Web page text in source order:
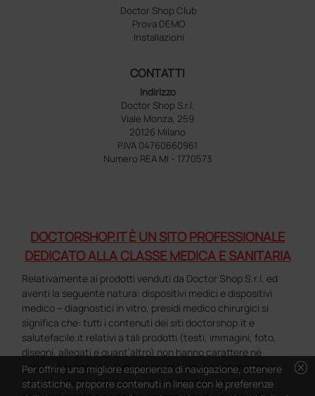
Doctor Shop Club
Prova DEMO
Installazioni
CONTATTI
Indirizzo
Doctor Shop S.r.l.
Viale Monza, 259
20126 Milano
P.IVA 04760660961
Numero REA MI - 1770573
DOCTORSHOP.IT È UN SITO PROFESSIONALE
DEDICATO ALLA CLASSE MEDICA E SANITARIA
Relativamente ai prodotti venduti da Doctor Shop S.r.l. ed
aventi la seguente natura: dispositivi medici e dispositivi
medico – diagnostici in vitro, presidi medico chirurgici si
significa che: tutti i contenuti dei siti doctorshop.it e
salutefacile.it relativi a tali prodotti (testi, immagini, foto,
disegni, allegati e quant’altro) non hanno carattere né
natura di pubblicità. Tutti i contenuti devono intendersi e
sono di natura esclusivamente informativa e volti
cancel
Per offrire una migliore esperienza di navigazione, ottenere
statistiche, proporre contenuti in linea con le preferenze